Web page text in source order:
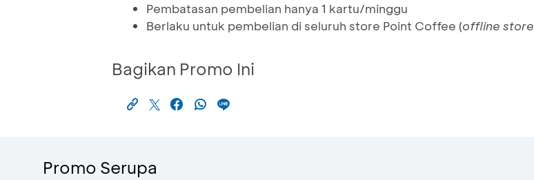
Pembatasan pembelian hanya 1 kartu/minggu
Berlaku untuk pembelian di seluruh store Point Coffee (offline store
Bagikan Promo Ini
Promo Serupa